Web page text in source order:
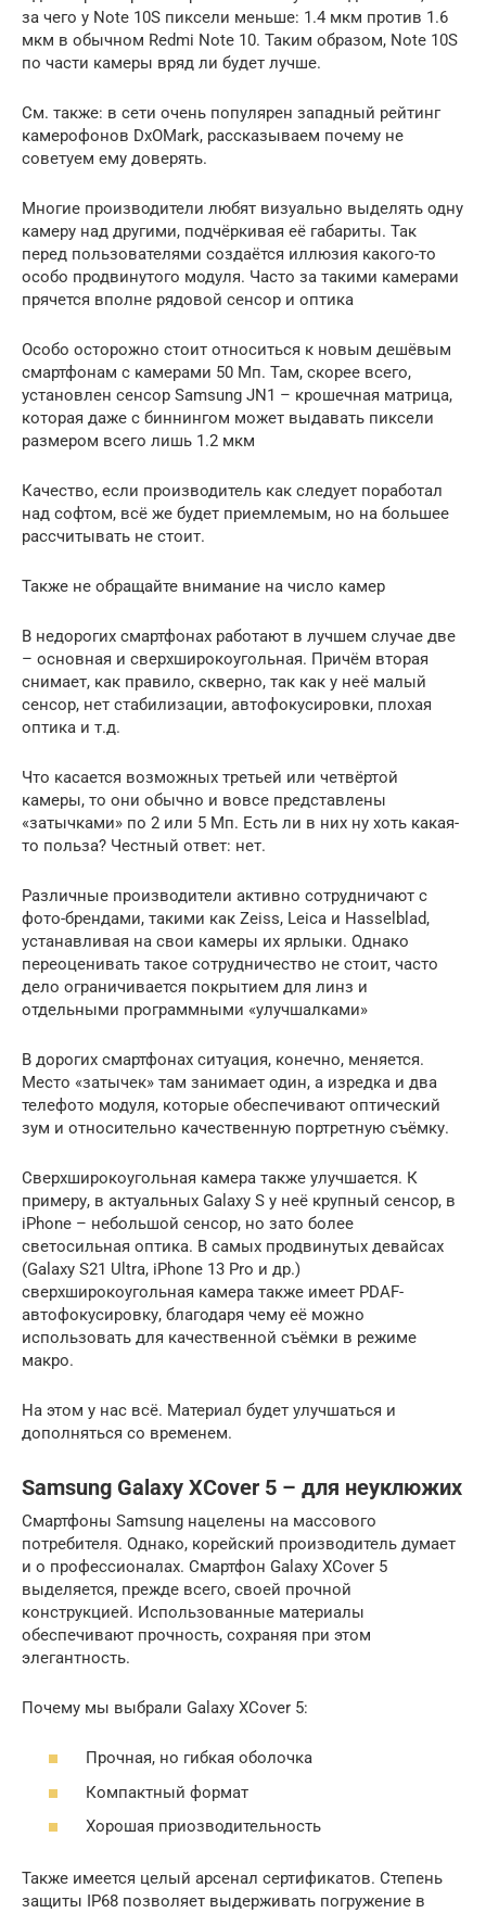
за чего у Note 10S пиксели меньше: 1.4 мкм против 1.6
мкм в обычном Redmi Note 10. Таким образом, Note 10S
по части камеры вряд ли будет лучше.
См. также: в сети очень популярен западный рейтинг
камерофонов DxOMark, рассказываем почему не
советуем ему доверять.
Многие производители любят визуально выделять одну
камеру над другими, подчёркивая её габариты. Так
перед пользователями создаётся иллюзия какого-то
особо продвинутого модуля. Часто за такими камерами
прячется вполне рядовой сенсор и оптика
Особо осторожно стоит относиться к новым дешёвым
смартфонам с камерами 50 Мп. Там, скорее всего,
установлен сенсор Samsung JN1 – крошечная матрица,
которая даже с биннингом может выдавать пиксели
размером всего лишь 1.2 мкм
Качество, если производитель как следует поработал
над софтом, всё же будет приемлемым, но на большее
рассчитывать не стоит.
Также не обращайте внимание на число камер
В недорогих смартфонах работают в лучшем случае две
– основная и сверхширокоугольная. Причём вторая
снимает, как правило, скверно, так как у неё малый
сенсор, нет стабилизации, автофокусировки, плохая
оптика и т.д.
Что касается возможных третьей или четвёртой
камеры, то они обычно и вовсе представлены
«затычками» по 2 или 5 Мп. Есть ли в них ну хоть какая-
то польза? Честный ответ: нет.
Различные производители активно сотрудничают с
фото-брендами, такими как Zeiss, Leica и Hasselblad,
устанавливая на свои камеры их ярлыки. Однако
переоценивать такое сотрудничество не стоит, часто
дело ограничивается покрытием для линз и
отдельными программными «улучшалками»
В дорогих смартфонах ситуация, конечно, меняется.
Место «затычек» там занимает один, а изредка и два
телефото модуля, которые обеспечивают оптический
зум и относительно качественную портретную съёмку.
Сверхширокоугольная камера также улучшается. К
примеру, в актуальных Galaxy S у неё крупный сенсор, в
iPhone – небольшой сенсор, но зато более
светосильная оптика. В самых продвинутых девайсах
(Galaxy S21 Ultra, iPhone 13 Pro и др.)
сверхширокоугольная камера также имеет PDAF-
автофокусировку, благодаря чему её можно
использовать для качественной съёмки в режиме
макро.
На этом у нас всё. Материал будет улучшаться и
дополняться со временем.
Samsung Galaxy XCover 5 – для неуклюжих
Смартфоны Samsung нацелены на массового
потребителя. Однако, корейский производитель думает
и о профессионалах. Смартфон Galaxy XCover 5
выделяется, прежде всего, своей прочной
конструкцией. Использованные материалы
обеспечивают прочность, сохраняя при этом
элегантность.
Почему мы выбрали Galaxy XCover 5:
Прочная, но гибкая оболочка
Компактный формат
Хорошая приозводительность
Также имеется целый арсенал сертификатов. Степень
защиты IP68 позволяет выдерживать погружение в